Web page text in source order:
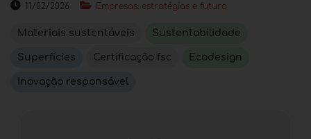
11/02/2026 Empresas: estratégias e futuro
Materiais sustentáveis Sustentabilidade
Superfícies Certificação fsc Ecodesign
Inovação responsável